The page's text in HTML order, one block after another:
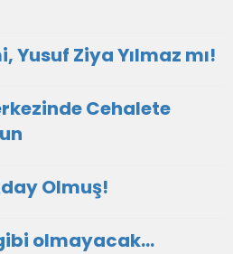
Yusuf Ziya Yılmaz mı!
Cehalete
Olmuş!
olmayacak…